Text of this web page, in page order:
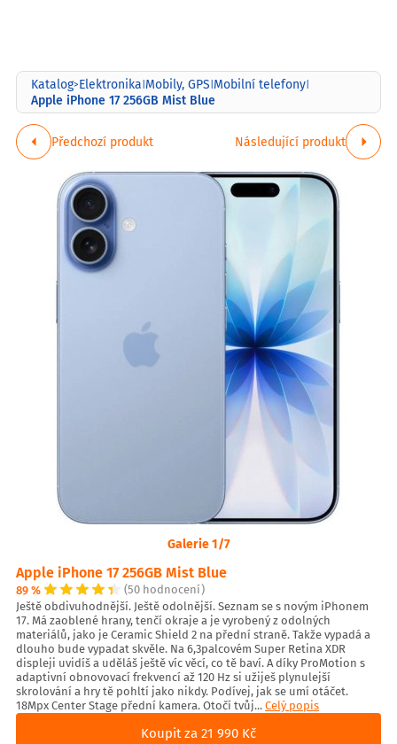
Katalog>Elektronika|Mobily, GPS|Mobilní telefony|
Apple iPhone 17 256GB Mist Blue
Předchozí produkt Následující produkt
Galerie 1/7
Apple iPhone 17 256GB Mist Blue
89 %
(50 hodnocení)
Ještě obdivuhodnější. Ještě odolnější. Seznam se s novým iPhonem
17. Má zaoblené hrany, tenčí okraje a je vyrobený z odolných
materiálů, jako je Ceramic Shield 2 na přední straně. Takže vypadá a
dlouho bude vypadat skvěle. Na 6,3palcovém Super Retina XDR
displeji uvidíš a uděláš ještě víc věcí, co tě baví. A díky ProMotion s
adaptivní obnovovací frekvencí až 120 Hz si užiješ plynulejší
skrolování a hry tě pohltí jako nikdy. Podívej, jak se umí otáčet.
18Mpx Center Stage přední kamera. Otočí tvůj...Celý popis
Koupit za 21 990 Kč